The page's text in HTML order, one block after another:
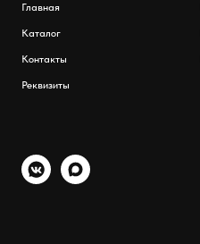
Главная
Каталог
Контакты
Реквизиты